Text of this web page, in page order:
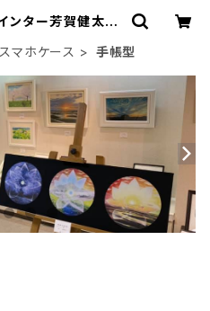
ンター芳賀健太/k
スマホケース 手帳型